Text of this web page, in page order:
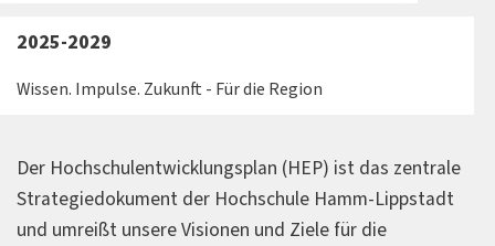
2025-2029
Wissen. Impulse. Zukunft - Für die Region
Der Hochschulentwicklungsplan (HEP) ist das zentrale
Strategiedokument der Hochschule Hamm-Lippstadt
und umreißt unsere Visionen und Ziele für die